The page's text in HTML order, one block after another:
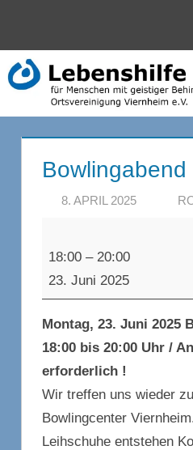
springen
Bowlingabend
8. APRIL 2025
18:00 – 20:00
23. Juni 2025
Montag, 23. Juni 2025
18:00 bis 20:00 Uhr /
erforderlich !
Wir treffen uns wieder
Bowlingcenter
Leihschuhe entstehen